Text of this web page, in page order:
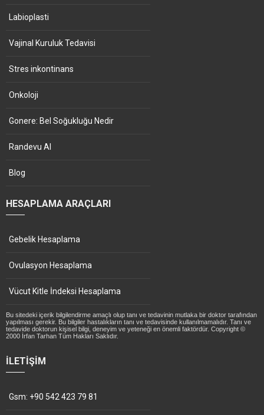
Labioplasti
Vajinal Kuruluk Tedavisi
Stres inkontinans
Onkoloji
Gonere: Bel Soğukluğu Nedir
Randevu Al
Blog
HESAPLAMA ARAÇLARI
Gebelik Hesaplama
Ovulasyon Hesaplama
Vücut Kitle İndeksi Hesaplama
Bu sitedeki içerik bilgilendirme amaçlı olup tanı ve tedavinin mutlaka bir doktor tarafından
yapılması gerekir. Bu bilgiler hastalıkların tanı ve tedavisinde kullanılmamalıdır. Tanı ve
tedavide doktorun kişisel bilgi, deneyim ve yeteneği en önemli faktördür. Copyright ©
2000 İrfan Tarhan Tüm Hakları Saklıdır.
İLETIŞIM
Gsm: +90 542 423 79 81